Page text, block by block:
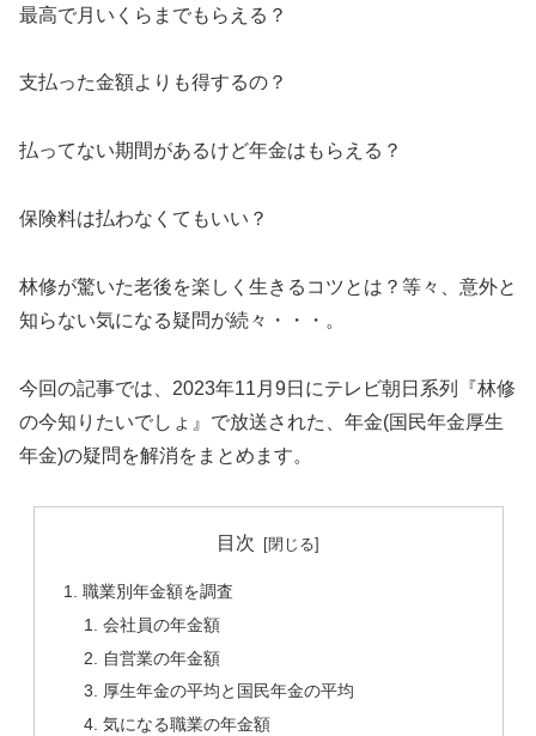
最高で月いくらまでもらえる？
支払った金額よりも得するの？
払ってない期間があるけど年金はもらえる？
保険料は払わなくてもいい？
林修が驚いた老後を楽しく生きるコツとは？等々、意外と
知らない気になる疑問が続々・・・。
今回の記事では、2023年11月9日にテレビ朝日系列『林修
の今知りたいでしょ』で放送された、年金(国民年金厚生
年金)の疑問を解消をまとめます。
目次
職業別年金額を調査
会社員の年金額
自営業の年金額
厚生年金の平均と国民年金の平均
気になる職業の年金額